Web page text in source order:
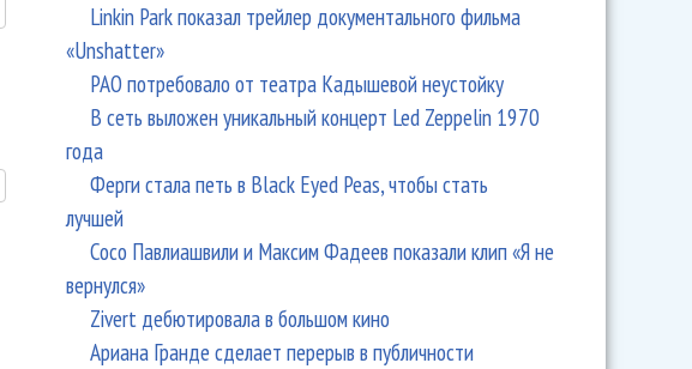
Linkin Park показал трейлер документального фильма
«Unshatter»
РАО потребовало от театра Кадышевой неустойку
В сеть выложен уникальный концерт Led Zeppelin 1970
года
Ферги стала петь в Black Eyed Peas, чтобы стать
лучшей
Сосо Павлиашвили и Максим Фадеев показали клип «Я не
вернулся»
Zivert дебютировала в большом кино
Ариана Гранде сделает перерыв в публичности